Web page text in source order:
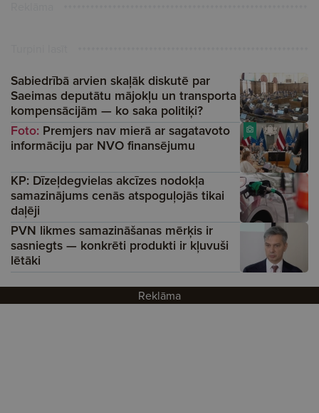
Sabiedrībā arvien skaļāk diskutē par
Saeimas deputātu mājokļu un transporta
kompensācijām — ko saka politiķi?
Foto: Premjers nav mierā ar sagatavoto
informāciju par NVO finansējumu
KP: Dīzeļdegvielas akcīzes nodokļa
samazinājums cenās atspoguļojās tikai
daļēji
PVN likmes samazināšanas mērķis ir
sasniegts — konkrēti produkti ir kļuvuši
lētāki
Reklāma